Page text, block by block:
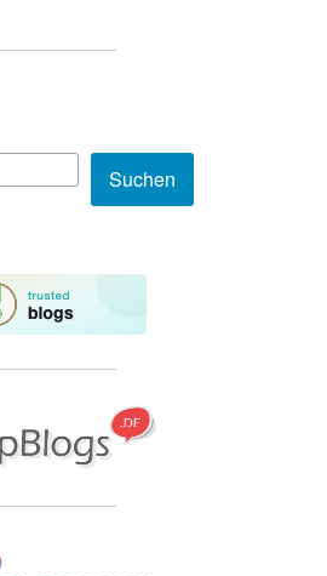
Suchen